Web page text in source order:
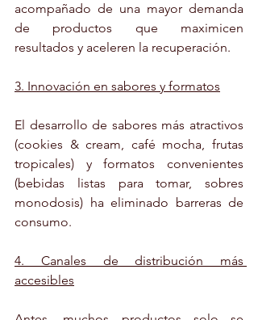
acompañado de una mayor demanda
de productos que maximicen
resultados y aceleren la recuperación.
3. Innovación en sabores y formatos
El desarrollo de sabores más atractivos
(cookies & cream, café mocha, frutas
tropicales) y formatos convenientes
(bebidas listas para tomar, sobres
monodosis) ha eliminado barreras de
consumo.
4. Canales de distribución más
accesibles